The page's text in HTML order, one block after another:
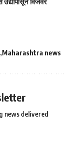
Maharashtra news
news delivered